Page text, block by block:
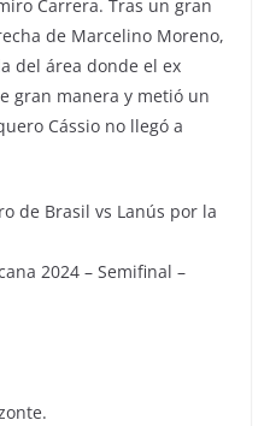
Carrera. Tras un gran
de Marcelino Moreno,
del área donde el ex
gran manera y metió un
Cássio no llegó a
de Brasil vs Lanús por la
2024 – Semifinal –